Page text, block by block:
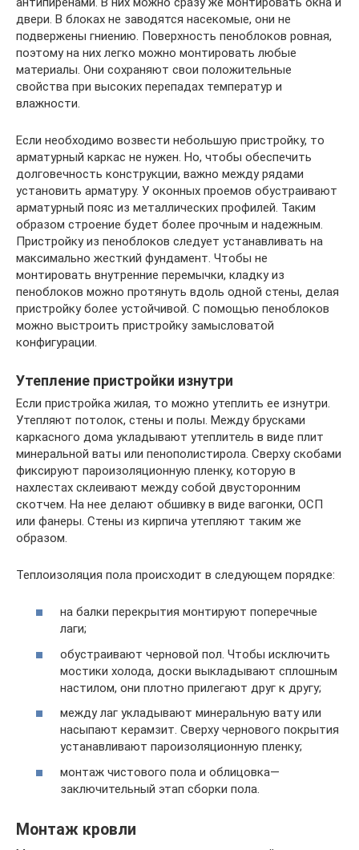
двери. В блоках не заводятся насекомые, они не
подвержены гниению. Поверхность пеноблоков ровная,
поэтому на них легко можно монтировать любые
материалы. Они сохраняют свои положительные
свойства при высоких перепадах температур и
влажности.
Если необходимо возвести небольшую пристройку, то
арматурный каркас не нужен. Но, чтобы обеспечить
долговечность конструкции, важно между рядами
установить арматуру. У оконных проемов обустраивают
арматурный пояс из металлических профилей. Таким
образом строение будет более прочным и надежным.
Пристройку из пеноблоков следует устанавливать на
максимально жесткий фундамент. Чтобы не
монтировать внутренние перемычки, кладку из
пеноблоков можно протянуть вдоль одной стены, делая
пристройку более устойчивой. С помощью пеноблоков
можно выстроить пристройку замысловатой
конфигурации.
Утепление пристройки изнутри
Если пристройка жилая, то можно утеплить ее изнутри.
Утепляют потолок, стены и полы. Между брусками
каркасного дома укладывают утеплитель в виде плит
минеральной ваты или пенополистирола. Сверху скобами
фиксируют пароизоляционную пленку, которую в
нахлестах склеивают между собой двусторонним
скотчем. На нее делают обшивку в виде вагонки, ОСП
или фанеры. Стены из кирпича утепляют таким же
образом.
Теплоизоляция пола происходит в следующем порядке:
на балки перекрытия монтируют поперечные
лаги;
обустраивают черновой пол. Чтобы исключить
мостики холода, доски выкладывают сплошным
настилом, они плотно прилегают друг к другу;
между лаг укладывают минеральную вату или
насыпают керамзит. Сверху чернового покрытия
устанавливают пароизоляционную пленку;
монтаж чистового пола и облицовка—
заключительный этап сборки пола.
Монтаж кровли